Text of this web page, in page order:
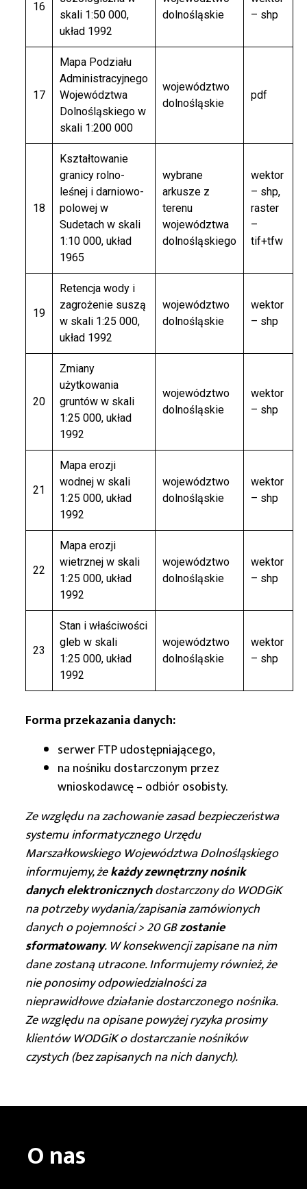
16
skali 1:50 000,
układ 1992
dolnośląskie
– shp
17
Mapa Podziału
Administracyjnego
Województwa
Dolnośląskiego w
skali 1:200 000
województwo
dolnośląskie
pdf
18
Kształtowanie
granicy rolno-
leśnej i darniowo-
polowej w
Sudetach w skali
1:10 000, układ
1965
wybrane
arkusze z
terenu
województwa
dolnośląskiego
wektor
– shp,
raster
–
tif+tfw
19
Retencja wody i
zagrożenie suszą
w skali 1:25 000,
układ 1992
województwo
dolnośląskie
wektor
– shp
20
Zmiany
użytkowania
gruntów w skali
1:25 000, układ
1992
województwo
dolnośląskie
wektor
– shp
21
Mapa erozji
wodnej w skali
1:25 000, układ
1992
województwo
dolnośląskie
wektor
– shp
22
Mapa erozji
wietrznej w skali
1:25 000, układ
1992
województwo
dolnośląskie
wektor
– shp
23
Stan i właściwości
gleb w skali
1:25 000, układ
1992
województwo
dolnośląskie
wektor
– shp
Forma przekazania danych:
serwer FTP udostępniającego,
na nośniku dostarczonym przez
wnioskodawcę – odbiór osobisty.
Ze względu na zachowanie zasad bezpieczeństwa
systemu informatycznego Urzędu
Marszałkowskiego Województwa Dolnośląskiego
informujemy, żekażdy zewnętrzny nośnik
danych elektronicznychdostarczony do WODGiK
na potrzeby wydania/zapisania zamówionych
danych o pojemności > 20 GBzostanie
sformatowany. W konsekwencji zapisane na nim
dane zostaną utracone. Informujemy również, że
nie ponosimy odpowiedzialności za
nieprawidłowe działanie dostarczonego nośnika.
Ze względu na opisane powyżej ryzyka prosimy
klientów WODGiK o dostarczanie nośników
czystych (bez zapisanych na nich danych).
O nas